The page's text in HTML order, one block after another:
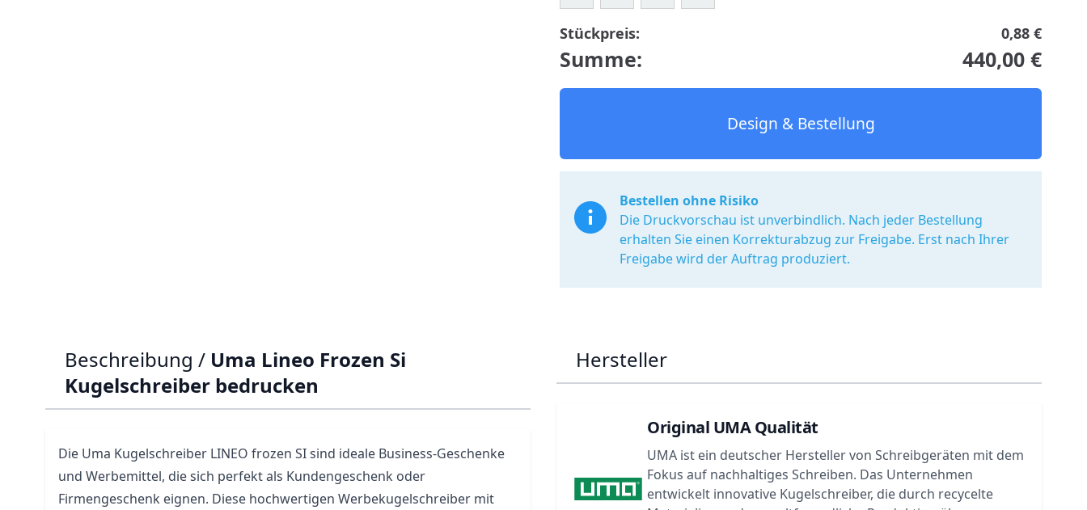
Stückpreis: 0,88 €
Summe: 440,00 €
Design & Bestellung
Bestellen ohne Risiko
Die Druckvorschau ist unverbindlich. Nach jeder Bestellung
erhalten Sie einen Korrekturabzug zur Freigabe. Erst nach Ihrer
Freigabe wird der Auftrag produziert.
Beschreibung / Uma Lineo Frozen Si
Kugelschreiber bedrucken
Die Uma Kugelschreiber LINEO frozen SI sind ideale Business-Geschenke
und Werbemittel, die sich perfekt als Kundengeschenk oder
Firmengeschenk eignen. Diese hochwertigen Werbekugelschreiber mit
Hersteller
Original UMA Qualität
UMA ist ein deutscher Hersteller von Schreibgeräten mit dem
Fokus auf nachhaltiges Schreiben. Das Unternehmen
entwickelt innovative Kugelschreiber, die durch recycelte